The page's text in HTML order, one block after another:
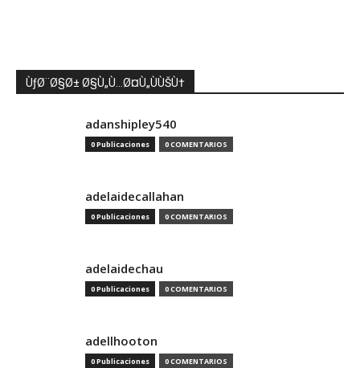
ÙƒØ¨Ø§Ø± Ø§Ù„Ù…Ø¤Ù„ÙÙŠÙ†
adanshipley540
0 Publicaciones 0 COMENTARIOS
adelaidecallahan
0 Publicaciones 0 COMENTARIOS
adelaidechau
0 Publicaciones 0 COMENTARIOS
adellhooton
0 Publicaciones 0 COMENTARIOS